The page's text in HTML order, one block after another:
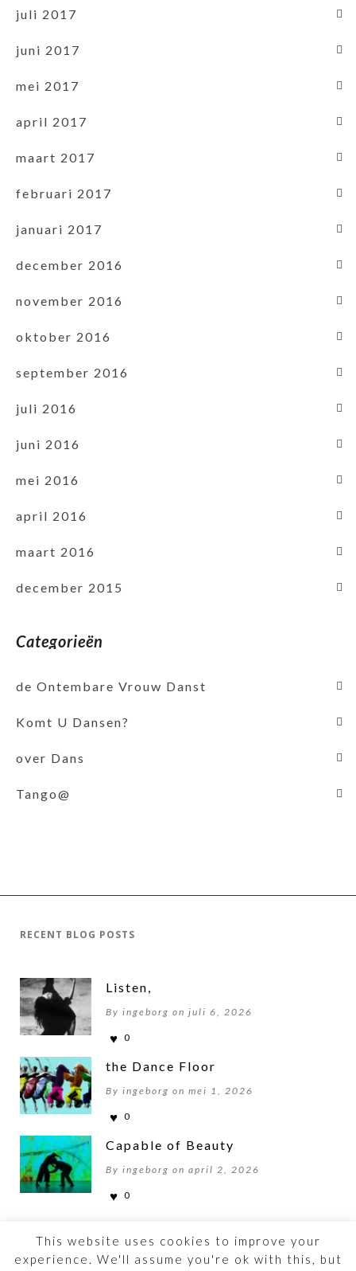
juli 2017
juni 2017
mei 2017
april 2017
maart 2017
februari 2017
januari 2017
december 2016
november 2016
oktober 2016
september 2016
juli 2016
juni 2016
mei 2016
april 2016
maart 2016
december 2015
Categorieën
de Ontembare Vrouw Danst
Komt U Dansen?
over Dans
Tango@
RECENT BLOG POSTS
Listen,
By ingeborg on juli 6, 2026
0
the Dance Floor
By ingeborg on mei 1, 2026
0
Capable of Beauty
By ingeborg on april 2, 2026
0
This website uses cookies to improve your
experience. We'll assume you're ok with this, but